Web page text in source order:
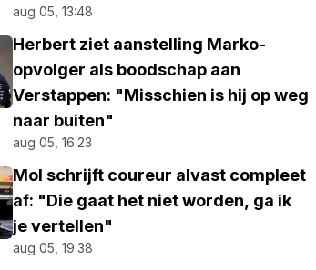
aug 05, 13:48
Herbert ziet aanstelling Marko-
opvolger als boodschap aan
Verstappen: "Misschien is hij op weg
naar buiten"
aug 05, 16:23
Mol schrijft coureur alvast compleet
af: "Die gaat het niet worden, ga ik
je vertellen"
aug 05, 19:38